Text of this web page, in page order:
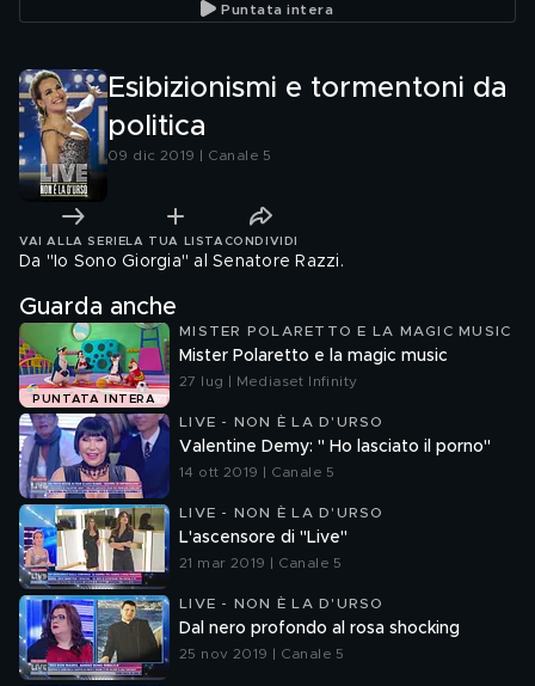
Puntata intera
Esibizionismi e tormentoni da
politica
09 dic 2019 | Canale 5
VAI ALLA SERIE LA TUA LISTA CONDIVIDI
Da "Io Sono Giorgia" al Senatore Razzi.
Guarda anche
PUNTATA INTERA
MISTER POLARETTO E LA MAGIC MUSIC
Mister Polaretto e la magic music
27 lug | Mediaset Infinity
LIVE - NON È LA D'URSO
Valentine Demy: " Ho lasciato il porno"
14 ott 2019 | Canale 5
LIVE - NON È LA D'URSO
L'ascensore di "Live"
21 mar 2019 | Canale 5
LIVE - NON È LA D'URSO
Dal nero profondo al rosa shocking
25 nov 2019 | Canale 5